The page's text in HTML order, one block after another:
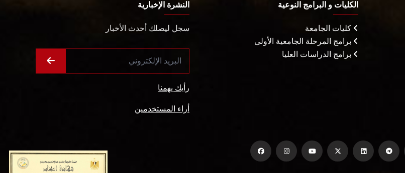
الكليات و البرامج النوعية
كليات الجامعة
برامج المرحلة الجامعية الأولى
برامج الدراسات العليا
النشرة الإخبارية
سجل ليصلك أحدث الأخبار
رأيك يهمنا
أراء المستخدمين